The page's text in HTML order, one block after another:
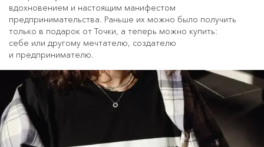
вдохновением и настоящим манифестом
предпринимательства. Раньше их можно было получить
только в подарок от Точки, а теперь можно купить:
себе или другому мечтателю, создателю
и предпринимателю.